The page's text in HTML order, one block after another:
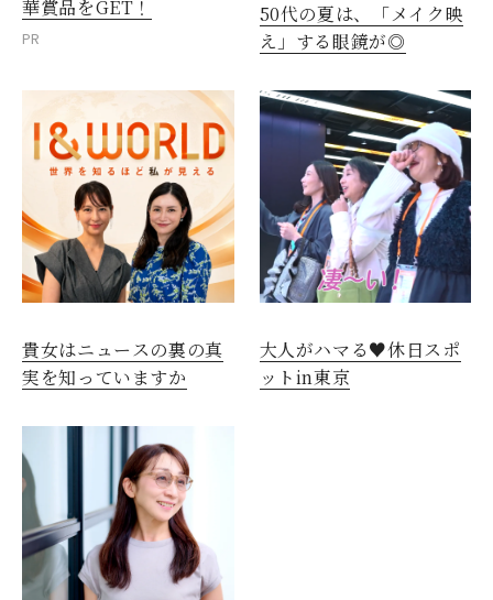
華賞品をGET！
PR
50代の夏は、「メイク映
え」する眼鏡が◎
貴女はニュースの裏の真
実を知っていますか
大人がハマる♥休日スポ
ットin東京